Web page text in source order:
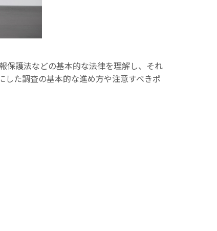
保護法などの基本的な法律を理解し、それ
た調査の基本的な進め方や注意すべきポ